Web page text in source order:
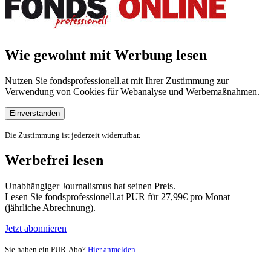
Wie gewohnt mit Werbung lesen
Nutzen Sie fondsprofessionell.at mit Ihrer Zustimmung zur
Verwendung von Cookies für Webanalyse und Werbemaßnahmen.
Einverstanden
Die Zustimmung ist jederzeit widerrufbar.
Werbefrei lesen
Unabhängiger Journalismus hat seinen Preis.
Lesen Sie fondsprofessionell.at PUR für 27,99€ pro Monat
(jährliche Abrechnung).
Jetzt abonnieren
Sie haben ein PUR-Abo? Hier anmelden.